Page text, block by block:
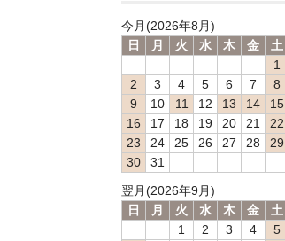
今月(2026年8月)
日
月 火 水 木 金
土
1
2
3 4 5 6 7
8
9
10 11 12 13 14
15
16
17 18 19 20 21
22
23
24 25 26 27 28
29
30
31
翌月(2026年9月)
日
月 火 水 木 金
土
1
2 3 4
5